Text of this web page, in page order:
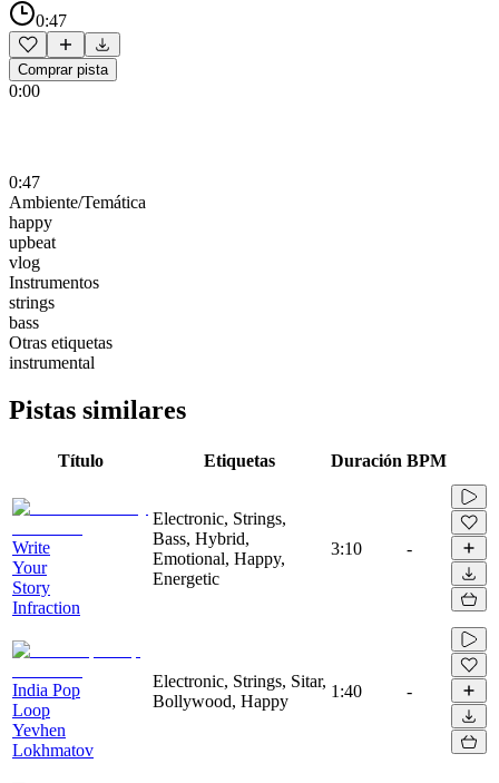
0:47
Comprar pista
0:00
0:47
Ambiente/Temática
happy
upbeat
vlog
Instrumentos
strings
bass
Otras etiquetas
instrumental
Pistas similares
Título Etiquetas Duración BPM
Write
Your
Story
Infraction
Electronic, Strings,
Bass, Hybrid,
Emotional, Happy,
Energetic
3:10 -
India Pop
Loop
Yevhen
Lokhmatov
Electronic, Strings, Sitar,
Bollywood, Happy
1:40 -